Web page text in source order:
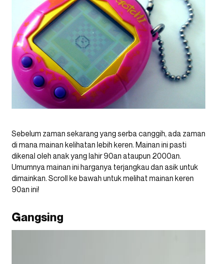
Sebelum zaman sekarang yang serba canggih, ada zaman
di mana mainan kelihatan lebih keren. Mainan ini pasti
dikenal oleh anak yang lahir 90an ataupun 2000an.
Umumnya mainan ini harganya terjangkau dan asik untuk
dimainkan. Scroll ke bawah untuk melihat mainan keren
90an ini!
Gangsing